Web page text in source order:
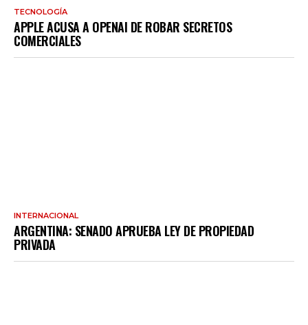
TECNOLOGÍA
APPLE ACUSA A OPENAI DE ROBAR SECRETOS
COMERCIALES
INTERNACIONAL
ARGENTINA: SENADO APRUEBA LEY DE PROPIEDAD
PRIVADA